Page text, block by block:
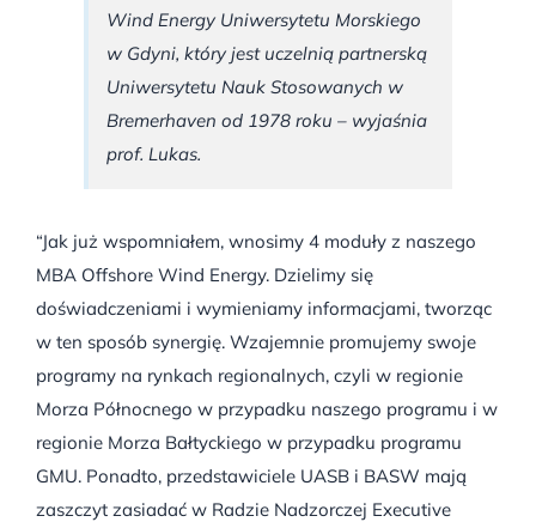
Wind Energy Uniwersytetu Morskiego
w Gdyni, który jest uczelnią partnerską
Uniwersytetu Nauk Stosowanych w
Bremerhaven od 1978 roku – wyjaśnia
prof. Lukas.
“Jak już wspomniałem, wnosimy 4 moduły z naszego
MBA Offshore Wind Energy. Dzielimy się
doświadczeniami i wymieniamy informacjami, tworząc
w ten sposób synergię. Wzajemnie promujemy swoje
programy na rynkach regionalnych, czyli w regionie
Morza Północnego w przypadku naszego programu i w
regionie Morza Bałtyckiego w przypadku programu
GMU. Ponadto, przedstawiciele UASB i BASW mają
zaszczyt zasiadać w Radzie Nadzorczej Executive